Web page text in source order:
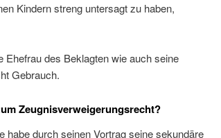
Kindern streng untersagt zu haben,
des Beklagten wie auch seine
Gebrauch.
Zeugnisverweigerungsrecht?
habe durch seinen Vortrag seine sekundäre